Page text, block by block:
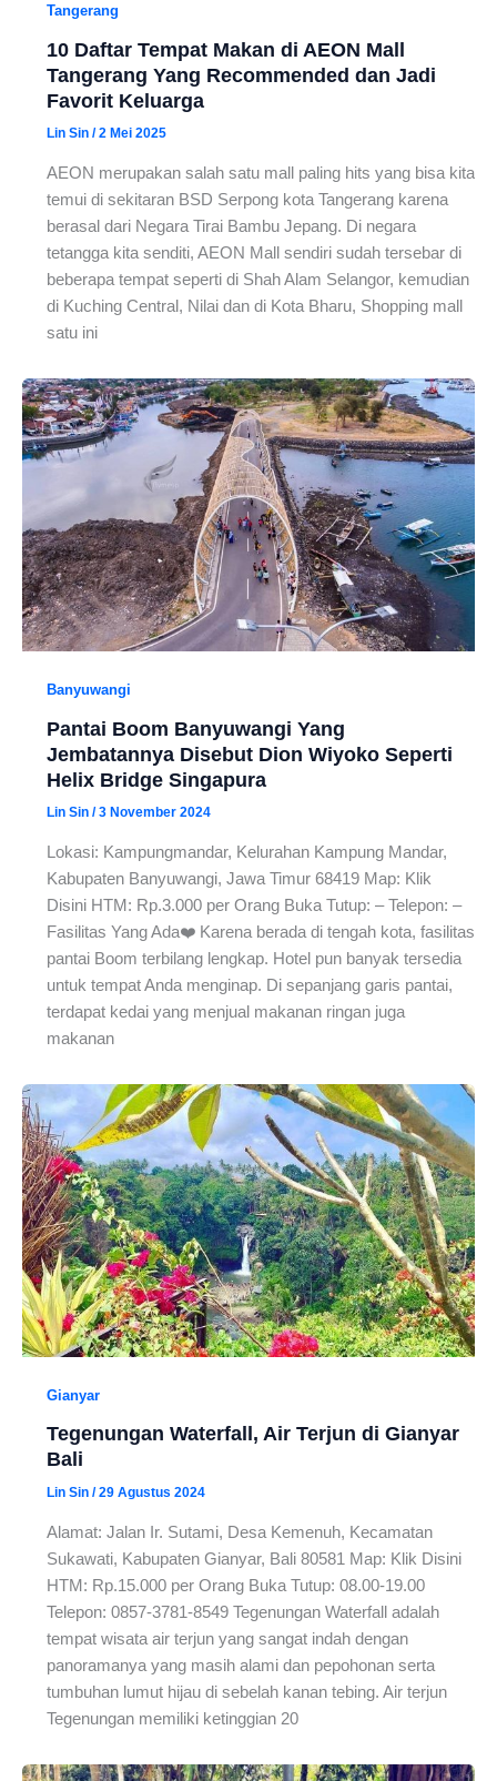
Tangerang
10 Daftar Tempat Makan di AEON Mall
Tangerang Yang Recommended dan Jadi
Favorit Keluarga
Lin Sin /2 Mei 2025
AEON merupakan salah satu mall paling hits yang bisa kita
temui di sekitaran BSD Serpong kota Tangerang karena
berasal dari Negara Tirai Bambu Jepang. Di negara
tetangga kita senditi, AEON Mall sendiri sudah tersebar di
beberapa tempat seperti di Shah Alam Selangor, kemudian
di Kuching Central, Nilai dan di Kota Bharu, Shopping mall
satu ini
Banyuwangi
Pantai Boom Banyuwangi Yang
Jembatannya Disebut Dion Wiyoko Seperti
Helix Bridge Singapura
Lin Sin /3 November 2024
Lokasi: Kampungmandar, Kelurahan Kampung Mandar,
Kabupaten Banyuwangi, Jawa Timur 68419 Map: Klik
Disini HTM: Rp.3.000 per Orang Buka Tutup: – Telepon: –
Fasilitas Yang Ada❤️ Karena berada di tengah kota, fasilitas
pantai Boom terbilang lengkap. Hotel pun banyak tersedia
untuk tempat Anda menginap. Di sepanjang garis pantai,
terdapat kedai yang menjual makanan ringan juga
makanan
Gianyar
Tegenungan Waterfall, Air Terjun di Gianyar
Bali
Lin Sin /29 Agustus 2024
Alamat: Jalan Ir. Sutami, Desa Kemenuh, Kecamatan
Sukawati, Kabupaten Gianyar, Bali 80581 Map: Klik Disini
HTM: Rp.15.000 per Orang Buka Tutup: 08.00-19.00
Telepon: 0857-3781-8549 Tegenungan Waterfall adalah
tempat wisata air terjun yang sangat indah dengan
panoramanya yang masih alami dan pepohonan serta
tumbuhan lumut hijau di sebelah kanan tebing. Air terjun
Tegenungan memiliki ketinggian 20